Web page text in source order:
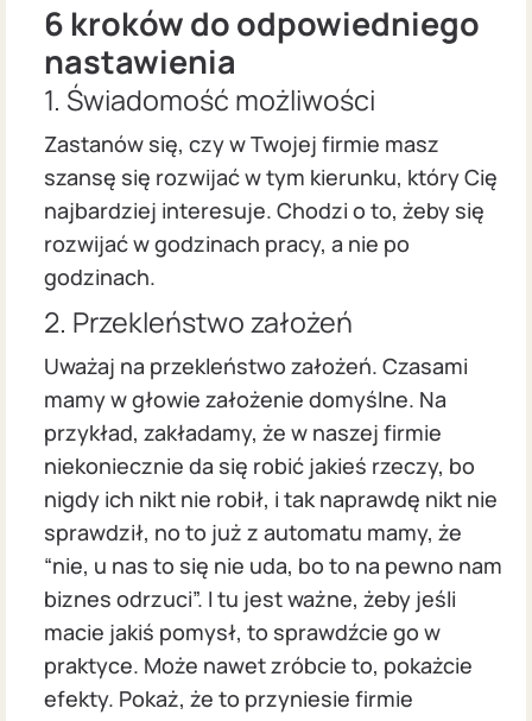
6 kroków do odpowiedniego
nastawienia
1. Świadomość możliwości
Zastanów się, czy w Twojej firmie masz
szansę się rozwijać w tym kierunku, który Cię
najbardziej interesuje. Chodzi o to, żeby się
rozwijać w godzinach pracy, a nie po
godzinach.
2. Przekleństwo założeń
Uważaj na przekleństwo założeń. Czasami
mamy w głowie założenie domyślne. Na
przykład, zakładamy, że w naszej firmie
niekoniecznie da się robić jakieś rzeczy, bo
nigdy ich nikt nie robił, i tak naprawdę nikt nie
sprawdził, no to już z automatu mamy, że
“nie, u nas to się nie uda, bo to na pewno nam
biznes odrzuci”. I tu jest ważne, żeby jeśli
macie jakiś pomysł, to sprawdźcie go w
praktyce. Może nawet zróbcie to, pokażcie
efekty. Pokaż, że to przyniesie firmie